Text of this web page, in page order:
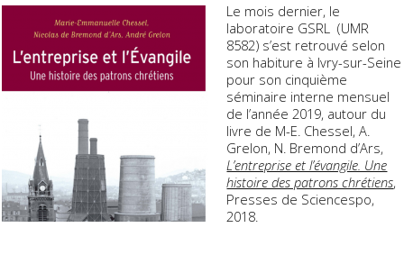
Le mois dernier, le
laboratoire GSRL (UMR
8582) s’est retrouvé selon
son habiture à Ivry-sur-Seine
pour son cinquième
séminaire interne mensuel
de l’année 2019, autour du
livre de M-E. Chessel, A.
Grelon, N. Bremond d’Ars,
L’entreprise et l’évangile. Une
histoire des patrons chrétiens,
Presses de Sciencespo,
2018.